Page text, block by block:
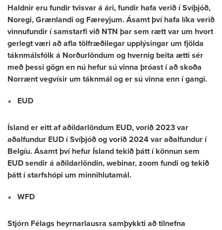
Haldnir eru fundir tvisvar á ári, fundir hafa verið í Svíþjóð,
Noregi, Grænlandi og Færeyjum. Ásamt því hafa líka verið
vinnufundir í samstarfi við NTN þar sem rætt var um hvort
gerlegt væri að afla tölfræðilegar upplýsingar um fjölda
táknmálsfólk á Norðurlöndum og hvernig beita ætti sér
með þessi gögn en nú hefur sú vinna þróast í að skoða
Norrænt vegvísir um táknmál og er sú vinna enn í gangi.
EUD
Ísland er eitt af aðildarlöndum EUD, vorið 2023 var
aðalfundur EUD í Svíþjóð og vorið 2024 var aðalfundur í
Belgíu. Ásamt því hefur Ísland tekið þátt í könnun sem
EUD sendir á aðildarlöndin, webinar, zoom fundi og tekið
þátt í starfshópi um minnihlutamál.
WFD
Stjórn Félags heyrnarlausra samþykkti að tilnefna